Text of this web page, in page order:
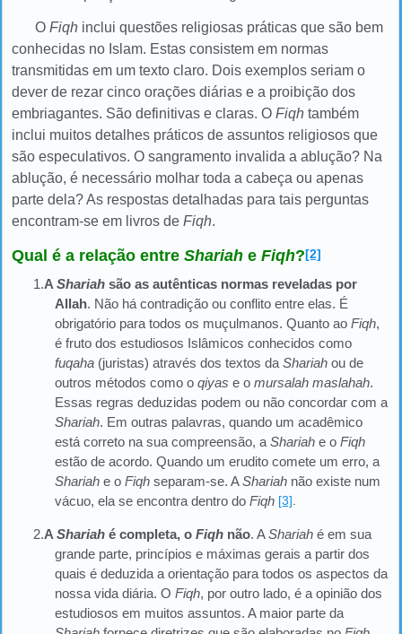
OFiqh inclui questões religiosas práticas que são bem
conhecidas no Islam. Estas consistem em normas
transmitidas em um texto claro. Dois exemplos seriam o
dever de rezar cinco orações diárias e a proibição dos
embriagantes. São definitivas e claras. O Fiqh também
inclui muitos detalhes práticos de assuntos religiosos que
são especulativos. O sangramento invalida a ablução? Na
ablução, é necessário molhar toda a cabeça ou apenas
parte dela? As respostas detalhadas para tais perguntas
encontram-se em livros de Fiqh.
Qual é a relação entre Shariah e Fiqh?[2]
1.A Shariah são as autênticas normas reveladas por
Allah. Não há contradição ou conflito entre elas. É
obrigatório para todos os muçulmanos. Quanto ao Fiqh,
é fruto dos estudiosos Islâmicos conhecidos como
fuqaha (juristas) através dos textos da Shariah ou de
outros métodos como o qiyas e o mursalah maslahah.
Essas regras deduzidas podem ou não concordar com a
Shariah. Em outras palavras, quando um acadêmico
está correto na sua compreensão, a Shariah e o Fiqh
estão de acordo. Quando um erudito comete um erro, a
Shariah e o Fiqh separam-se. AShariah não existe num
vácuo, ela se encontra dentro do Fiqh [3]
2.A Shariah é completa, o Fiqh não. AShariah é em sua
grande parte, princípios e máximas gerais a partir dos
quais é deduzida a orientação para todos os aspectos da
nossa vida diária. O Fiqh, por outro lado, é a opinião dos
estudiosos em muitos assuntos. A maior parte da